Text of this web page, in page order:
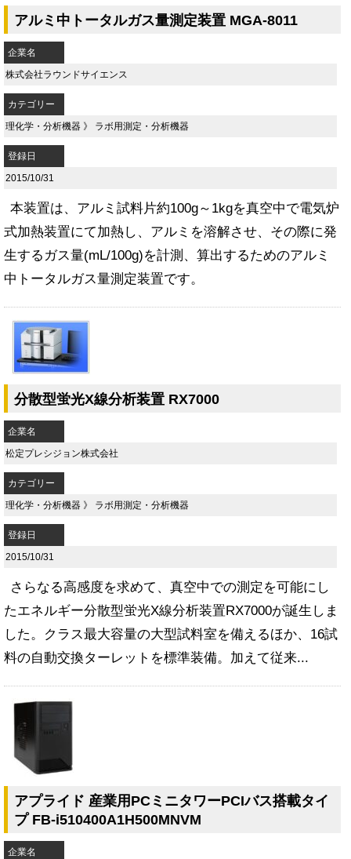
アルミ中トータルガス量測定装置 MGA-8011
企業名
株式会社ラウンドサイエンス
カテゴリー
理化学・分析機器 》 ラボ用測定・分析機器
登録日
2015/10/31
本装置は、アルミ試料片約100g～1kgを真空中で電気炉
式加熱装置にて加熱し、アルミを溶解させ、その際に発
生するガス量(mL/100g)を計測、算出するためのアルミ
中トータルガス量測定装置です。
分散型蛍光X線分析装置 RX7000
企業名
松定プレシジョン株式会社
カテゴリー
理化学・分析機器 》 ラボ用測定・分析機器
登録日
2015/10/31
さらなる高感度を求めて、真空中での測定を可能にし
たエネルギー分散型蛍光X線分析装置RX7000が誕生しま
した。クラス最大容量の大型試料室を備えるほか、16試
料の自動交換ターレットを標準装備。加えて従来...
アプライド 産業用PCミニタワーPCIバス搭載タイ
プ FB-i510400A1H500MNVM
企業名